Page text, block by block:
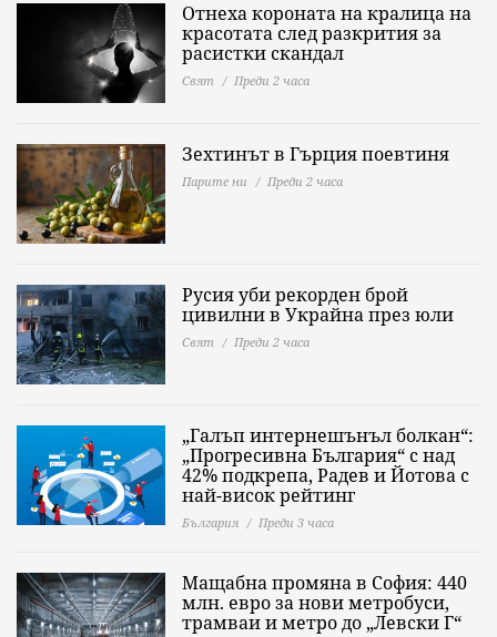
Отнеха короната на кралица на
красотата след разкрития за
расистки скандал
Свят Преди 2 часа
Зехтинът в Гърция поевтиня
Парите ни Преди 2 часа
Русия уби рекорден брой
цивилни в Украйна през юли
Свят Преди 2 часа
„Галъп интернешънъл болкан“:
„Прогресивна България“ с над
42% подкрепа, Радев и Йотова с
най-висок рейтинг
България Преди 3 часа
Мащабна промяна в София: 440
млн. евро за нови метробуси,
трамваи и метро до „Левски Г“